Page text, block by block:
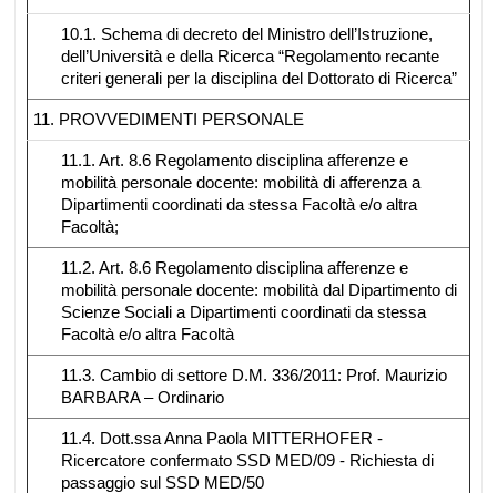
10.1. Schema di decreto del Ministro dell’Istruzione,
dell’Università e della Ricerca “Regolamento recante
criteri generali per la disciplina del Dottorato di Ricerca”
11. PROVVEDIMENTI PERSONALE
11.1. Art. 8.6 Regolamento disciplina afferenze e
mobilità personale docente: mobilità di afferenza a
Dipartimenti coordinati da stessa Facoltà e/o altra
Facoltà;
11.2. Art. 8.6 Regolamento disciplina afferenze e
mobilità personale docente: mobilità dal Dipartimento di
Scienze Sociali a Dipartimenti coordinati da stessa
Facoltà e/o altra Facoltà
11.3. Cambio di settore D.M. 336/2011: Prof. Maurizio
BARBARA – Ordinario
11.4. Dott.ssa Anna Paola MITTERHOFER -
Ricercatore confermato SSD MED/09 - Richiesta di
passaggio sul SSD MED/50